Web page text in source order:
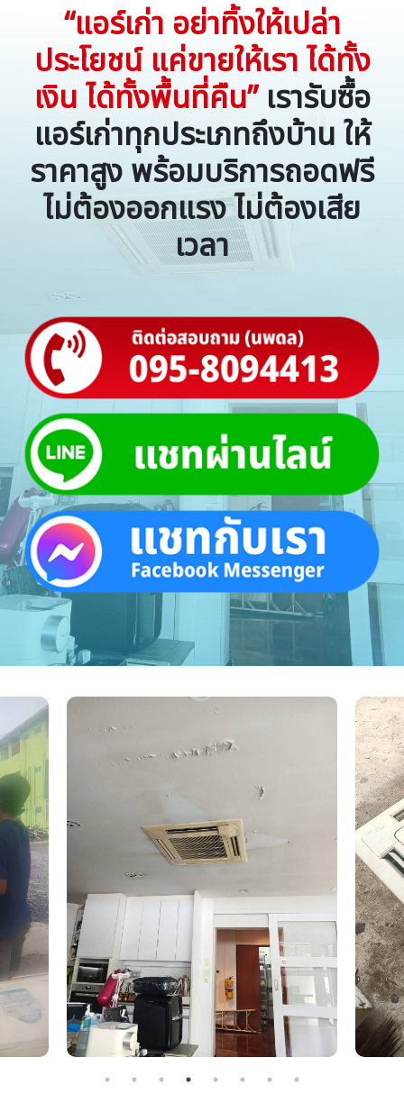
“แอร์เก่า อย่าทิ้งให้เปล่า
ประโยชน์ แค่ขายให้เรา ได้ทั้ง
เงิน ได้ทั้งพื้นที่คืน”เรารับซื้อ
แอร์เก่าทุกประเภทถึงบ้าน ให้
ราคาสูง พร้อมบริการถอดฟรี
ไม่ต้องออกแรง ไม่ต้องเสีย
เวลา